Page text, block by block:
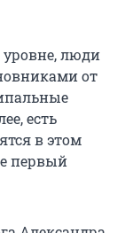
уровне, люди
от
есть
в этом
первый